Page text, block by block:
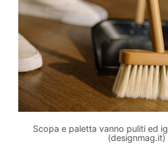
Scopa e paletta vanno puliti ed
(designmag.it)